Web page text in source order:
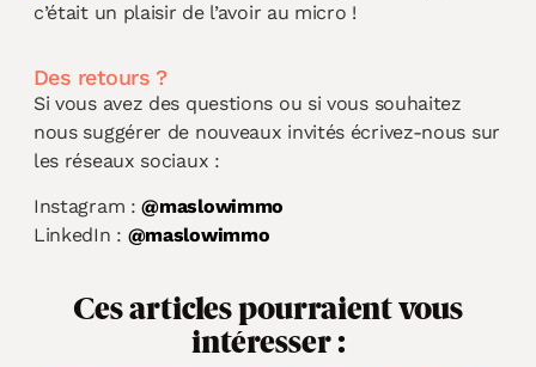
c’était un plaisir de l’avoir au micro !
Des retours ?
Si vous avez des questions ou si vous souhaitez
nous suggérer de nouveaux invités écrivez-nous sur
les réseaux sociaux :
Instagram : @maslowimmo
LinkedIn : @maslowimmo
Ces articles pourraient vous
intéresser :